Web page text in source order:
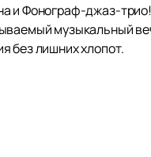
и Фонограф-джаз-трио!
музыкальный
без лишних хлопот.